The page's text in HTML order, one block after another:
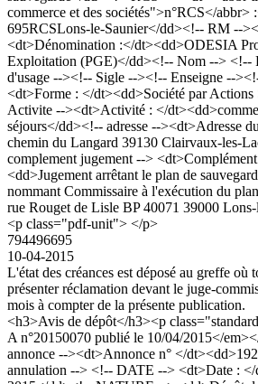
commerce et des sociétés">n°RCS</
695RCSLons-le-Saunier</dd><!-- RM --
<dt>Dénomination :</dt><dd>ODESIA
Exploitation (PGE)</dd><!-- Nom --> <!--
d'usage --><!-- Sigle --><!-- Enseigne --
<dt>Forme : </dt><dd>Société par
Activite --><dt>Activité : </
séjours</dd><!-- adresse --><dt>Adresse
chemin du Langard 39130 Clairvaux-les-
complement jugement -->
<dd>Jugement arrêtant le plan de
nommant Commissaire à l'exécution du
rue Rouget de Lisle BP 40071 39000
<p class="pdf-unit"> </p>
794496695
10-04-2015
L'état des créances est déposé au greffe où
présenter réclamation devant le juge-
mois à compter de la présente publication.
<h3>Avis de dépôt</h3><p
A n°20150070 publié le 10/04/2015</
annonce --><dt>Annonce n° </
annulation --> <!-- DATE --> <dt>Date : </